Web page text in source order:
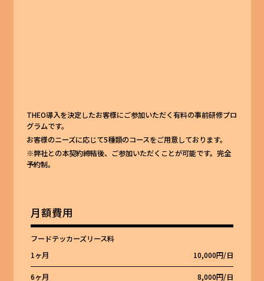
THEO導入を決定したお客様にご参加いただく有料の事前研修プロ
グラムです。
お客様のニーズに応じて5種類のコースをご用意しております。
※弊社との本契約締結後、ご参加いただくことが可能です。完全
予約制。
月額費用
フードテッカーズリース料
1ヶ月
10,000円/日
6ヶ月 8,000円/日